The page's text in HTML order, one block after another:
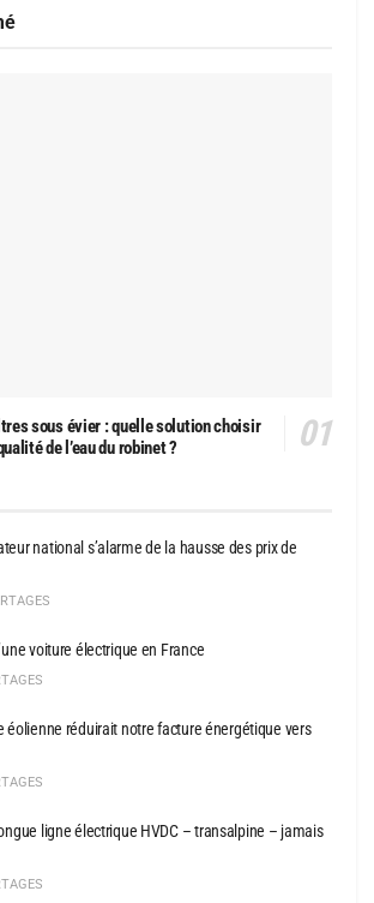
sous évier : quelle solution choisir
de l’eau du robinet ?
national s’alarme de la hausse des prix de
voiture électrique en France
éolienne réduirait notre facture énergétique vers
ligne électrique HVDC – transalpine – jamais